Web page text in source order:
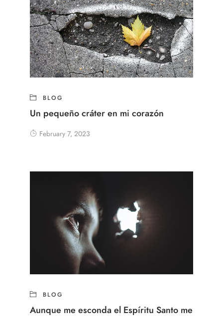
BLOG
Un pequeño cráter en mi corazón
February 7, 2023
BLOG
Aunque me esconda el Espíritu Santo me